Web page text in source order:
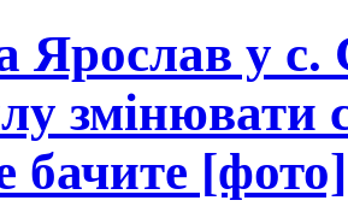
Ярослав у с.
змінювати
бачите [фото]